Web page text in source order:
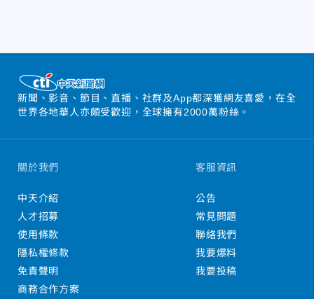
新聞、影音、節目、直播、社群及App都深獲網友喜愛，在全
世界各地華人亦頗受歡迎，全球擁有2000萬粉絲。
關於我們
中天介紹
人才招募
使用條款
隱私權條款
免責聲明
商務合作方案
客服資訊
公告
常見問題
聯絡我們
我要爆料
我要投稿